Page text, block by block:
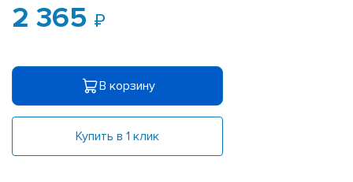
2 365
В корзину
Купить в 1 клик